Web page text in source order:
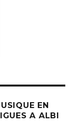
EN
A ALBI